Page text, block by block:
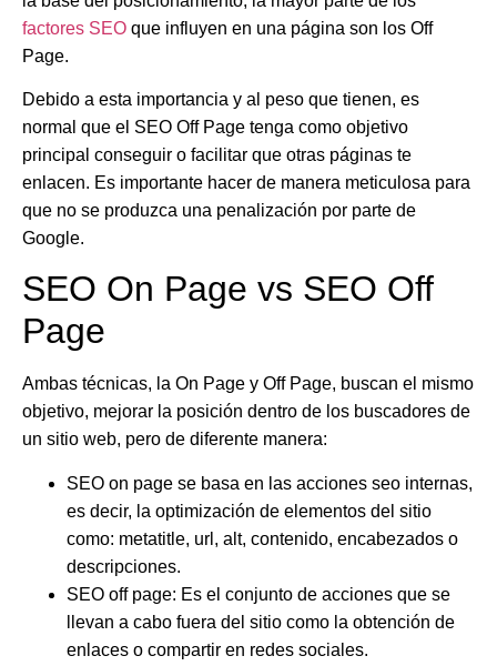
factores SEO que influyen en una página son los Off
Page.
Debido a esta importancia y al peso que tienen, es
normal que el SEO Off Page tenga como objetivo
principal conseguir o facilitar que otras páginas te
enlacen. Es importante hacer de manera meticulosa para
que no se produzca una penalización por parte de
Google.
SEO On Page vs SEO Off
Page
Ambas técnicas, la On Page y Off Page, buscan el mismo
objetivo, mejorar la posición dentro de los buscadores de
un sitio web, pero de diferente manera:
SEO on page se basa en las acciones seo internas,
es decir, la optimización de elementos del sitio
como: metatitle, url, alt, contenido, encabezados o
descripciones.
SEO off page: Es el conjunto de acciones que se
llevan a cabo fuera del sitio como la obtención de
enlaces o compartir en redes sociales.